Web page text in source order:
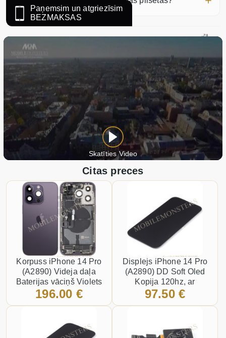
Paņemsim un atgriezīsim
BEZMAKSAS
Skatīties Video
Citas preces
Korpuss iPhone 14 Pro
(A2890) Videja daļa
Baterijas vāciņš Violets
196.00 €
Displejs iPhone 14 Pro
(A2890) DD Soft Oled
Kopija 120hz, ar
Skārienjūtīgo stiklu un
97.50 €